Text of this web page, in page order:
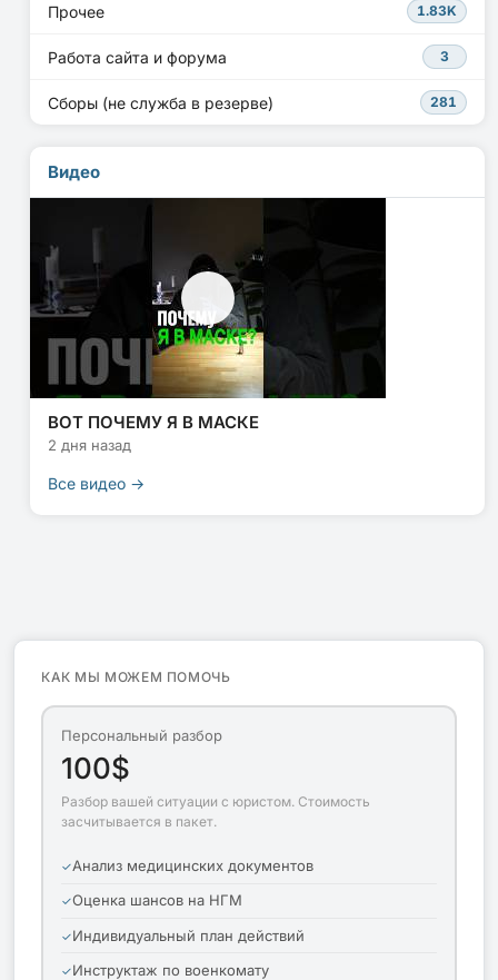
Прочее 1.83K
Работа сайта и форума 3
Сборы (не служба в резерве) 281
Видео
ВОТ ПОЧЕМУ Я В МАСКЕ
2 дня назад
Все видео →
КАК МЫ МОЖЕМ ПОМОЧЬ
Персональный разбор
100$
Разбор вашей ситуации с юристом. Стоимость
засчитывается в пакет.
Анализ медицинских документов
Оценка шансов на НГМ
Индивидуальный план действий
Инструктаж по военкомату